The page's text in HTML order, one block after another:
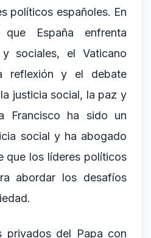
políticos españoles. En
España enfrenta
sociales, el Vaticano
reflexión y el debate
justicia social, la paz y
Francisco ha sido un
social y ha abogado
que los líderes políticos
abordar los desafíos
privados del Papa con